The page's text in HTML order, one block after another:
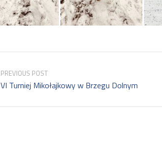
PREVIOUS POST
VI Turniej Mikołajkowy w Brzegu Dolnym